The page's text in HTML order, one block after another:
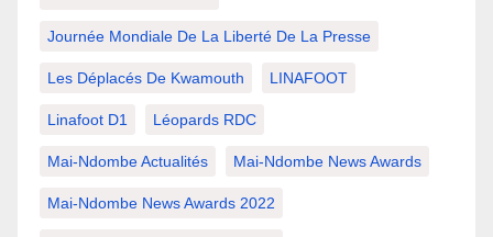
Journée Mondiale De La Liberté De La Presse
Les Déplacés De Kwamouth LINAFOOT
Linafoot D1 Léopards RDC
Mai-Ndombe Actualités Mai-Ndombe News Awards
Mai-Ndombe News Awards 2022